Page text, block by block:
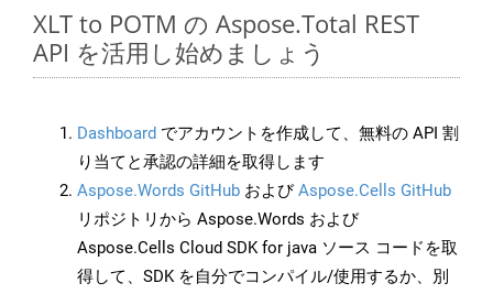
XLT to POTM の Aspose.Total REST
API を活用し始めましょう
Dashboard でアカウントを作成して、無料の API 割
り当てと承認の詳細を取得します
Aspose.Words GitHub およびAspose.Cells GitHub
リポジトリから Aspose.Words および
Aspose.Cells Cloud SDK for java ソース コードを取
得して、SDK を自分でコンパイル/使用するか、別